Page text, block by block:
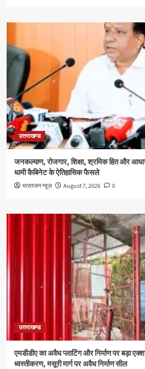
उत्तराखण्ड
जनकल्याण, रोजगार, शिक्षा, श्रमिक हित और
धामी कैबिनेट के ऐतिहासिक फैसले
भारतजन न्यूज़ August 7, 2026 0
उत्तराखण्ड
एमडीडीए का अवैध प्लाटिंग और निर्माण पर बड़ा
ध्वस्तीकरण, मसूरी मार्ग पर अवैध निर्माण सील